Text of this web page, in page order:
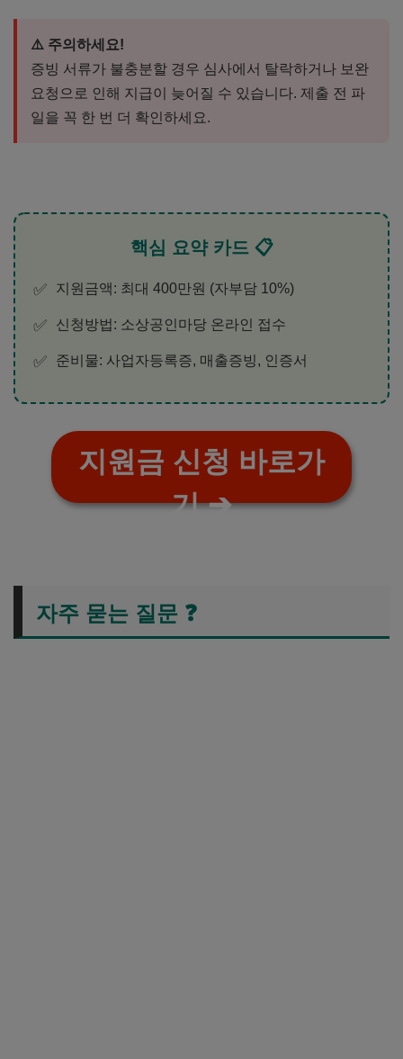
⚠️ 주의하세요!
증빙 서류가 불충분할 경우 심사에서 탈락하거나 보완
요청으로 인해 지급이 늦어질 수 있습니다. 제출 전 파
일을 꼭 한 번 더 확인하세요.
핵심 요약 카드 📋
✅ 지원금액: 최대 400만원 (자부담 10%)
✅ 신청방법: 소상공인마당 온라인 접수
✅ 준비물: 사업자등록증, 매출증빙, 인증서
지원금 신청 바로가
기 ➔
자주 묻는 질문 ❓